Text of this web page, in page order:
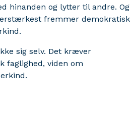
hinanden og lytter til andre. Og
fremmer demokratisk
sig selv. Det kræver
faglighed, viden om